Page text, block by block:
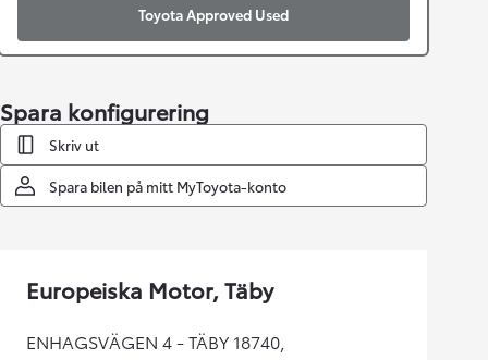
Toyota Approved Used
Spara konfigurering
Skriv ut
Spara bilen på mitt MyToyota-konto
Europeiska Motor, Täby
ENHAGSVÄGEN 4 - TÄBY 18740,